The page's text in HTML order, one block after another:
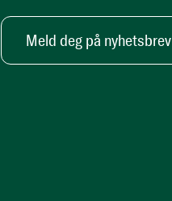
Meld deg på nyhetsbrev